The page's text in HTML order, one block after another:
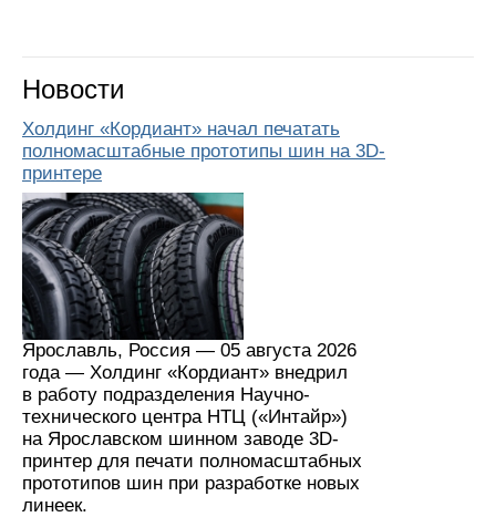
Новости
Холдинг «Кордиант» начал печатать
полномасштабные прототипы шин на 3D-
принтере
Ярославль, Россия — 05 августа 2026
года — Холдинг «Кордиант» внедрил
в работу подразделения Научно-
технического центра НТЦ («Интайр»)
на Ярославском шинном заводе 3D-
принтер для печати полномасштабных
прототипов шин при разработке новых
линеек.